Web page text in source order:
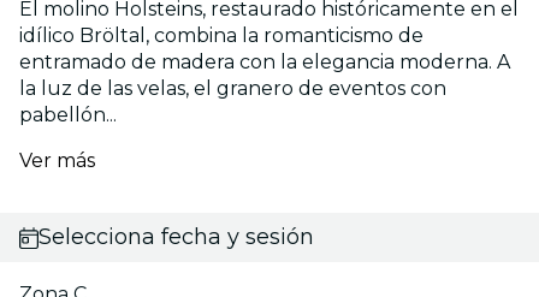
El molino Holsteins, restaurado históricamente en el
idílico Bröltal, combina la romanticismo de
entramado de madera con la elegancia moderna. A
la luz de las velas, el granero de eventos con
pabellón...
Ver más
Selecciona fecha y sesión